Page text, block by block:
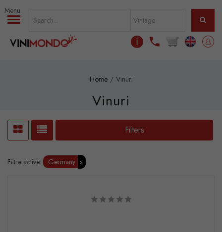
Skip to main content
ℹ
Home Vinuri
Vinuri
Filters
Filtre active: Germany x